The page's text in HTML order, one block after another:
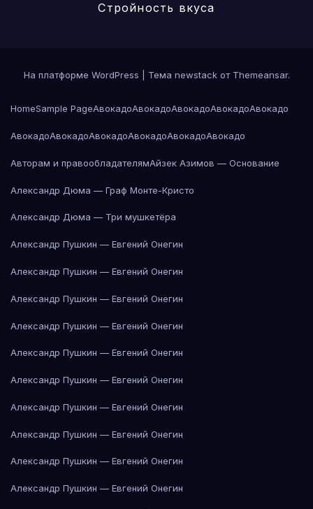
Стройность вкуса
На платформе WordPress Тема newstack от Themeansar.
HomeSample PageАвокадоАвокадоАвокадоАвокадоАвокадо
АвокадоАвокадоАвокадоАвокадоАвокадоАвокадо
Авторам и правообладателямАйзек Азимов — Основание
Александр Дюма — Граф Монте-Кристо
Александр Дюма — Три мушкетёра
Александр Пушкин — Евгений Онегин
Александр Пушкин — Евгений Онегин
Александр Пушкин — Евгений Онегин
Александр Пушкин — Евгений Онегин
Александр Пушкин — Евгений Онегин
Александр Пушкин — Евгений Онегин
Александр Пушкин — Евгений Онегин
Александр Пушкин — Евгений Онегин
Александр Пушкин — Евгений Онегин
Александр Пушкин — Евгений Онегин